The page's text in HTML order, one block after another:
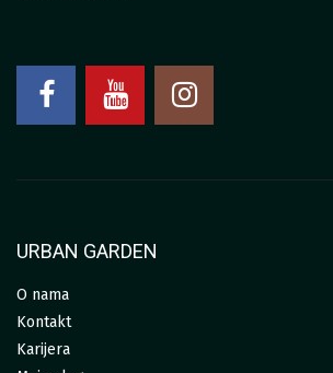
URBAN GARDEN
O nama
Kontakt
Karijera